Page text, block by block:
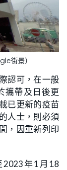
街景）
認可，在一般
攜帶及日後更
已更新的疫苗
人士，則必須
，因重新列印
2023年1月18